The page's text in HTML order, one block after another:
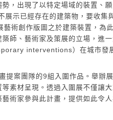
，出現了以特定場域的裝置、
示已經存在的建築物，要收集
術創作版圖之於建築裝置，為
師、藝術家及策展的立場，進
interventions）在城市發
案團隊的9組入圍作品。舉辦
素材呈現。透過入圍展不僅讓
術家參與此計畫，提供如此令人